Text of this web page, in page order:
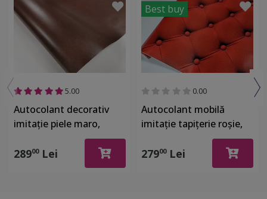
5.00
Autocolant decorativ
imitaţie piele maro,
Folina, rolă de 125x200
cm, racleta inclusa
28900Lei
Best buy
0.00
Autocolant mobilă
imitaţie tapiţerie roşie,
Dimex Chesterfield, rolă
de 60x270 cm
27900Lei